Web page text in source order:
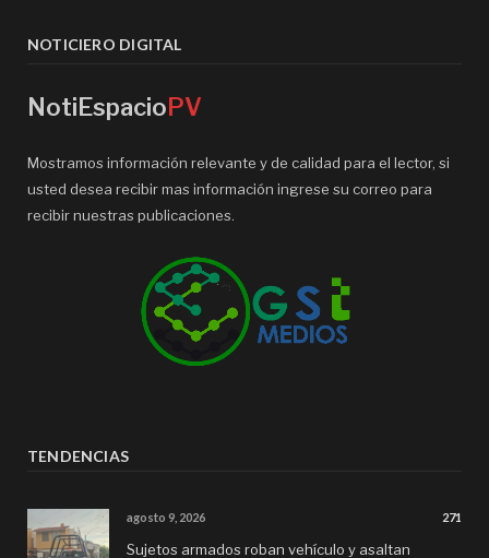
NOTICIERO DIGITAL
NotiEspacioPV
Mostramos información relevante y de calidad para el lector, si
usted desea recibir mas información ingrese su correo para
recibir nuestras publicaciones.
TENDENCIAS
agosto 9, 2026 271
Sujetos armados roban vehículo y asaltan